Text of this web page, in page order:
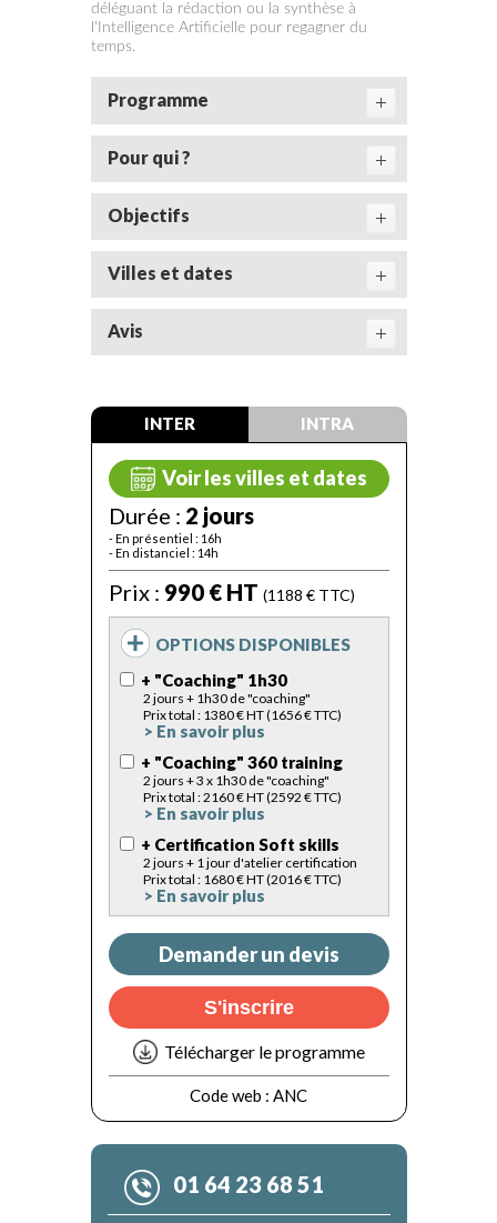
déléguant la rédaction ou la synthèse à
l'Intelligence Artificielle pour regagner du
temps.
Programme
Pour qui ?
Objectifs
Villes et dates
Avis
INTER
Voir les villes et dates
Durée : 2 jours
- En présentiel : 16h
- En distanciel : 14h
Prix : 990 € HT (1188 € TTC)
OPTIONS DISPONIBLES
+ "Coaching" 1h30
2 jours + 1h30 de "coaching"
Prix total : 1380 € HT (1656 € TTC)
> En savoir plus
+ "Coaching" 360 training
2 jours + 3 x 1h30 de "coaching"
Prix total : 2160 € HT (2592 € TTC)
> En savoir plus
+ Certification Soft skills
2 jours + 1 jour d'atelier certification
Prix total : 1680 € HT (2016 € TTC)
> En savoir plus
Demander un devis
S'inscrire
Télécharger le programme
Code web : ANC
INTRA
01 64 23 68 51